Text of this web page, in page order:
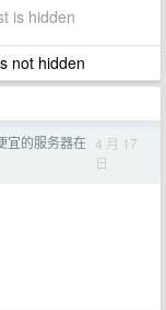
is hidden
not hidden
宜的服务器在 4 月 17
日